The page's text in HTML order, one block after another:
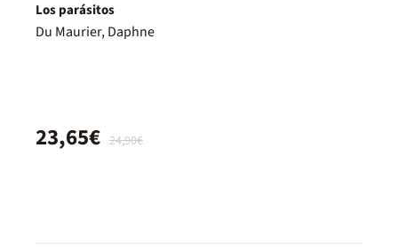
Los parásitos
Du Maurier, Daphne
24,90€
23,65€